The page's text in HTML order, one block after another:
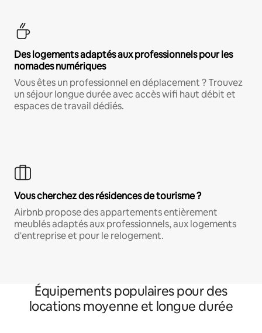
Des logements adaptés aux professionnels pour les
nomades numériques
Vous êtes un professionnel en déplacement ? Trouvez
un séjour longue durée avec accès wifi haut débit et
espaces de travail dédiés.
Vous cherchez des résidences de tourisme ?
Airbnb propose des appartements entièrement
meublés adaptés aux professionnels, aux logements
d'entreprise et pour le relogement.
Équipements populaires pour des
locations moyenne et longue durée